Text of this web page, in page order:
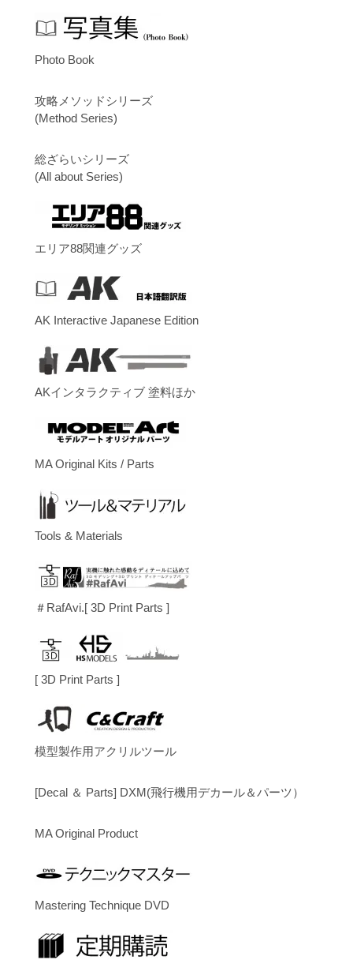
Photo Book
攻略メソッドシリーズ
(Method Series)
総ざらいシリーズ
(All about Series)
エリア88関連グッズ
AK Interactive Japanese Edition
AKインタラクティブ 塗料ほか
MA Original Kits / Parts
Tools & Materials
＃RafAvi.[ 3D Print Parts ]
[ 3D Print Parts ]
模型製作用アクリルツール
[Decal ＆ Parts] DXM(飛行機用デカール＆パーツ）
MA Original Product
Mastering Technique DVD